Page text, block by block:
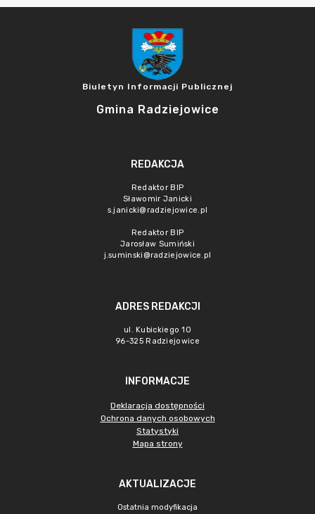
Biuletyn Informacji Publicznej
Gmina Radziejowice
REDAKCJA
Redaktor BIP
Sławomir Janicki
s.janicki@radziejowice.pl
Redaktor BIP
Jarosław Sumiński
j.suminski@radziejowice.pl
ADRES REDAKCJI
ul. Kubickiego 10
96-325 Radziejowice
INFORMACJE
Deklaracja dostępności
Ochrona danych osobowych
Statystyki
Mapa strony
AKTUALIZACJE
Ostatnia modyfikacja